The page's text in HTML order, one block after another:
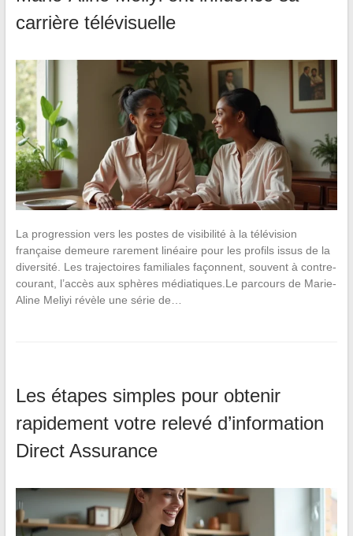
carrière télévisuelle
La progression vers les postes de visibilité à la télévision
française demeure rarement linéaire pour les profils issus de la
diversité. Les trajectoires familiales façonnent, souvent à contre-
courant, l’accès aux sphères médiatiques.Le parcours de Marie-
Aline Meliyi révèle une série de…
Les étapes simples pour obtenir
rapidement votre relevé d’information
Direct Assurance